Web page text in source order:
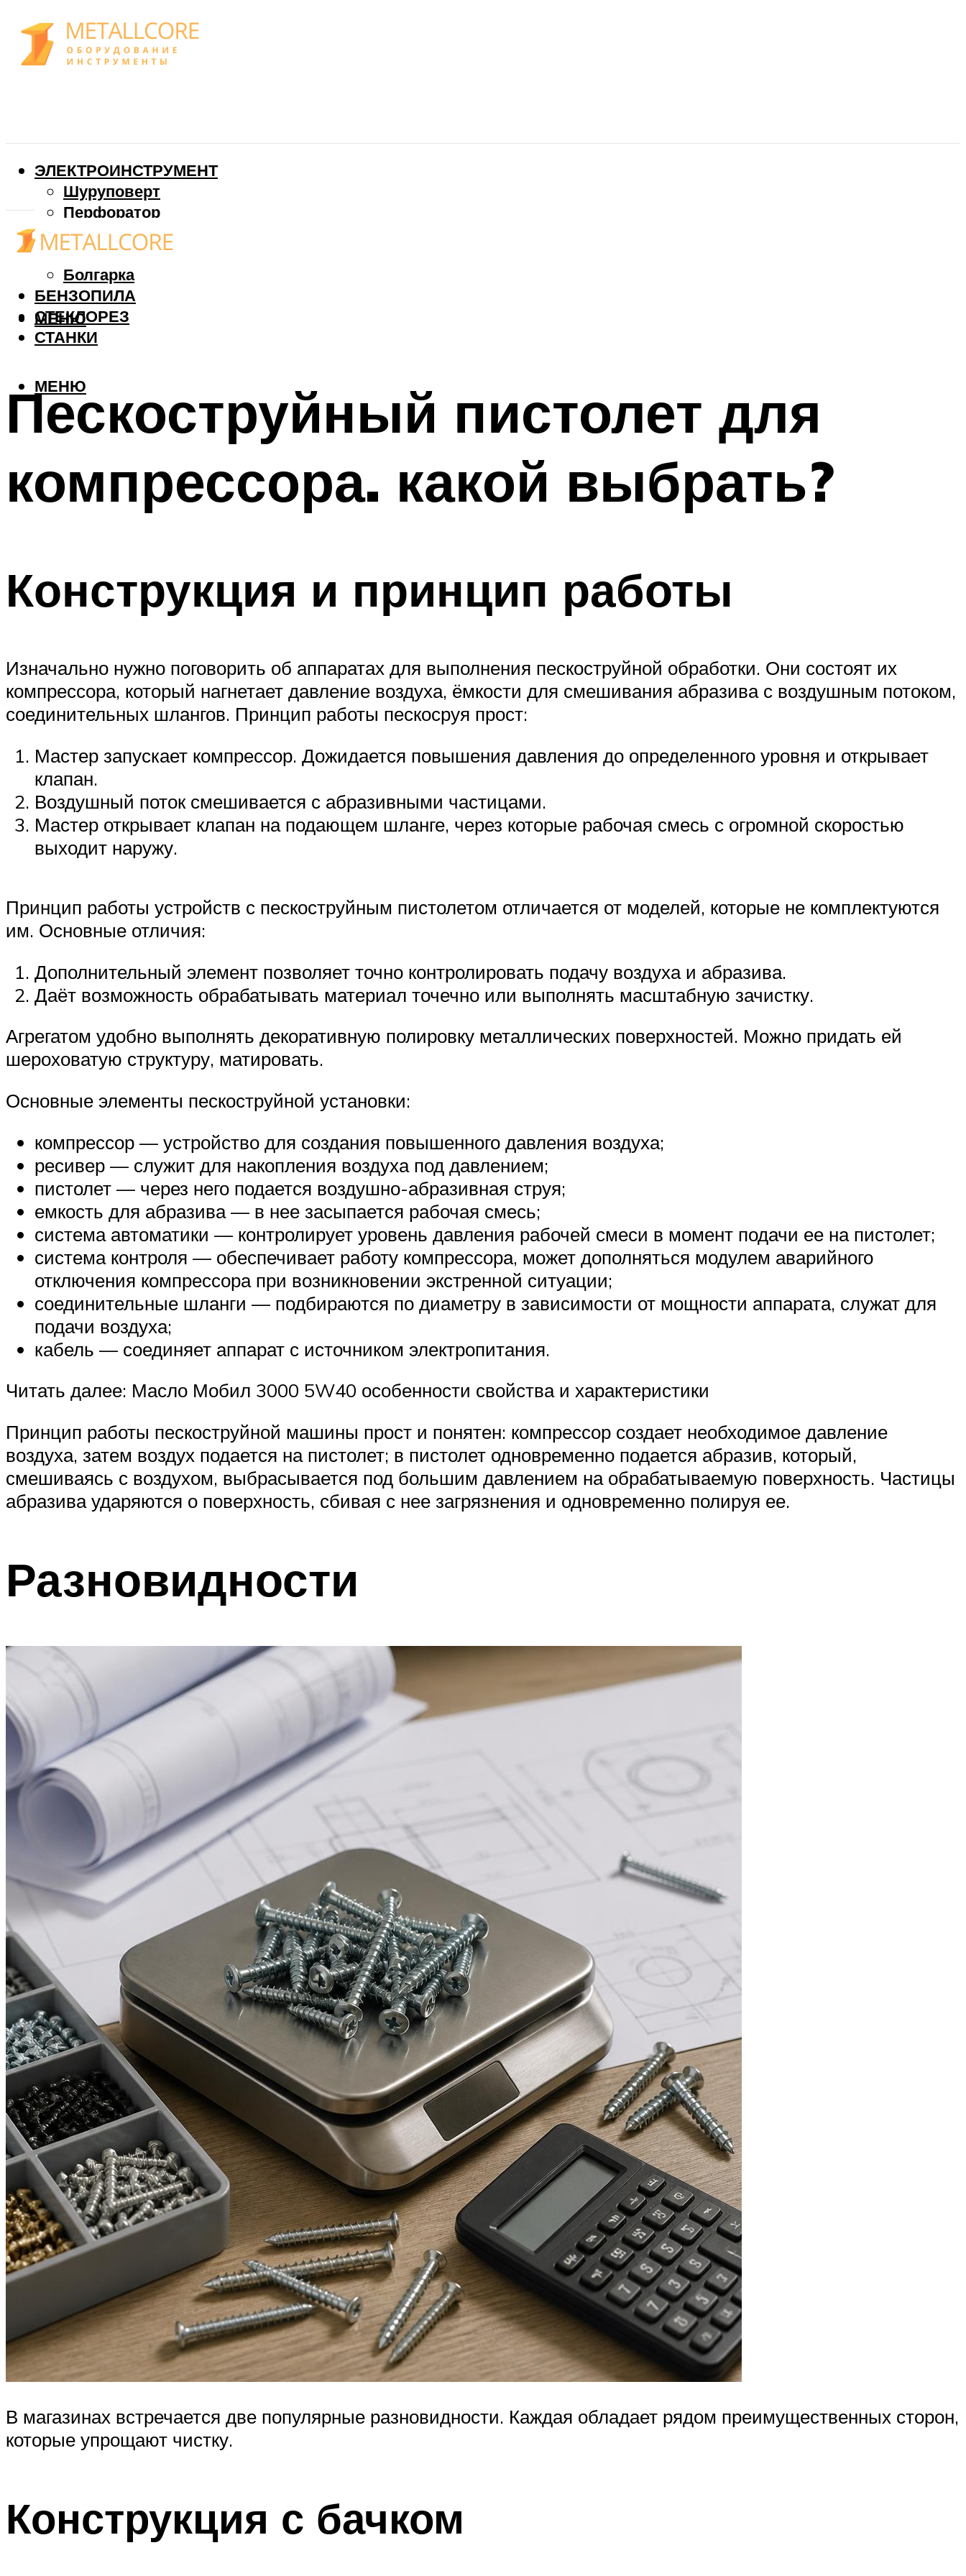
ЭЛЕКТРОИНСТРУМЕНТ
Шуруповерт
Перфоратор
Дрель
Фрезер
Болгарка
БЕНЗОПИЛА
СТЕКЛОРЕЗ
СТАНКИ
МЕНЮ
МЕНЮ
Пескоструйный пистолет для
компрессора. какой выбрать?
Конструкция и принцип работы
Изначально нужно поговорить об аппаратах для выполнения пескоструйной обработки. Они состоят их
компрессора, который нагнетает давление воздуха, ёмкости для смешивания абразива с воздушным потоком,
соединительных шлангов. Принцип работы пескосруя прост:
Мастер запускает компрессор. Дожидается повышения давления до определенного уровня и открывает
клапан.
Воздушный поток смешивается с абразивными частицами.
Мастер открывает клапан на подающем шланге, через которые рабочая смесь с огромной скоростью
выходит наружу.
Принцип работы устройств с пескоструйным пистолетом отличается от моделей, которые не комплектуются
им. Основные отличия:
Дополнительный элемент позволяет точно контролировать подачу воздуха и абразива.
Даёт возможность обрабатывать материал точечно или выполнять масштабную зачистку.
Агрегатом удобно выполнять декоративную полировку металлических поверхностей. Можно придать ей
шероховатую структуру, матировать.
Основные элементы пескоструйной установки:
компрессор — устройство для создания повышенного давления воздуха;
ресивер — служит для накопления воздуха под давлением;
пистолет — через него подается воздушно-абразивная струя;
емкость для абразива — в нее засыпается рабочая смесь;
система автоматики — контролирует уровень давления рабочей смеси в момент подачи ее на пистолет;
система контроля — обеспечивает работу компрессора, может дополняться модулем аварийного
отключения компрессора при возникновении экстренной ситуации;
соединительные шланги — подбираются по диаметру в зависимости от мощности аппарата, служат для
подачи воздуха;
кабель — соединяет аппарат с источником электропитания.
Читать далее: Масло Мобил 3000 5W40 особенности свойства и характеристики
Принцип работы пескоструйной машины прост и понятен: компрессор создает необходимое давление
воздуха, затем воздух подается на пистолет; в пистолет одновременно подается абразив, который,
смешиваясь с воздухом, выбрасывается под большим давлением на обрабатываемую поверхность. Частицы
абразива ударяются о поверхность, сбивая с нее загрязнения и одновременно полируя ее.
Разновидности
В магазинах встречается две популярные разновидности. Каждая обладает рядом преимущественных сторон,
которые упрощают чистку.
Конструкция с бачком